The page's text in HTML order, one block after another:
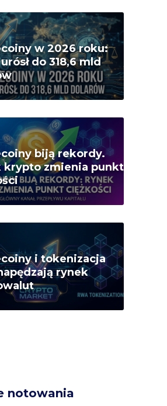
w 2026 roku:
do 318,6 mld
biją rekordy.
krypto zmienia punkt
i tokenizacja
rynek
notowania